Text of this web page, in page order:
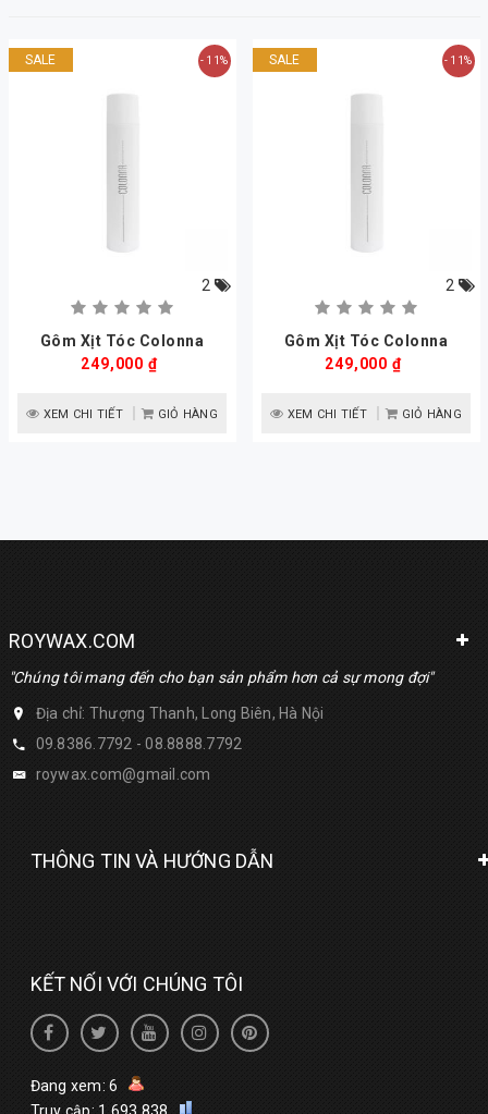
SALE
Gôm Xịt Tóc Colonna
249,000 ₫
- 11%
2
XEM CHI TIẾT GIỎ HÀNG
SALE
Gôm Xịt Tóc Colonna
249,000 ₫
- 11%
2
XEM CHI TIẾT GIỎ HÀNG
ROYWAX.COM
"Chúng tôi mang đến cho bạn sản phẩm hơn cả sự mong đợi"
Địa chỉ: Thượng Thanh, Long Biên, Hà Nội
09.8386.7792 - 08.8888.7792
roywax.com@gmail.com
THÔNG TIN VÀ HƯỚNG DẪN
KẾT NỐI VỚI CHÚNG TÔI
Đang xem: 6
Truy cập: 1,693,838